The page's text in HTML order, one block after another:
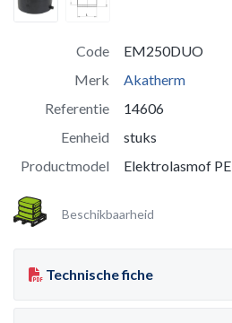
Code
EM250DUO
Merk
Akatherm
Referentie
14606
Eenheid
stuks
Productmodel
Elektrolasmof PE
Beschikbaarheid
Technische fiche